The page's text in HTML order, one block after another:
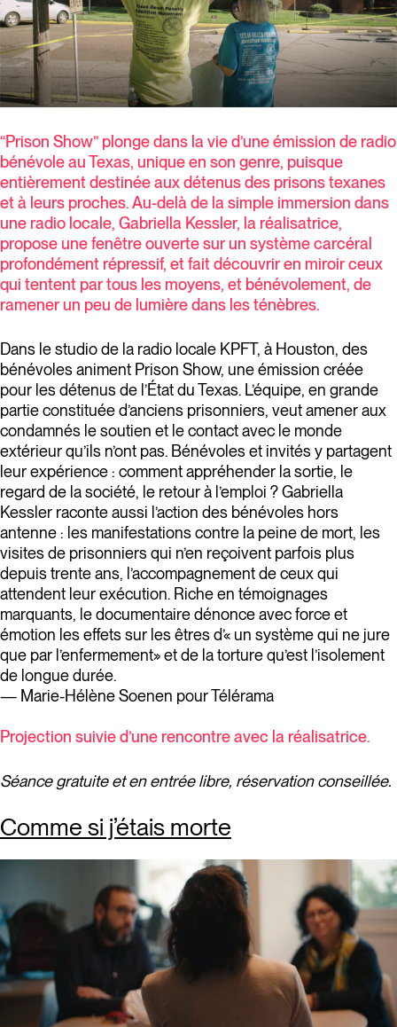
“Prison Show” plonge dans la vie d’une émission de radio
bénévole au Texas, unique en son genre, puisque
entièrement destinée aux détenus des prisons texanes
et à leurs proches. Au-delà de la simple immersion dans
une radio locale, Gabriella Kessler, la réalisatrice,
propose une fenêtre ouverte sur un système carcéral
profondément répressif, et fait découvrir en miroir ceux
qui tentent par tous les moyens, et bénévolement, de
ramener un peu de lumière dans les ténèbres.
Dans le studio de la radio locale KPFT, à Houston, des
bénévoles animent Prison Show, une émission créée
pour les détenus de l’État du Texas. L’équipe, en grande
partie constituée d’anciens prisonniers, veut amener aux
condamnés le soutien et le contact avec le monde
extérieur qu’ils n’ont pas. Bénévoles et invités y partagent
leur expérience : comment appréhender la sortie, le
regard de la société, le retour à l’emploi ? Gabriella
Kessler raconte aussi l’action des bénévoles hors
antenne : les manifestations contre la peine de mort, les
visites de prisonniers qui n’en reçoivent parfois plus
depuis trente ans, l’accompagnement de ceux qui
attendent leur exécution. Riche en témoignages
marquants, le documentaire dénonce avec force et
émotion les effets sur les êtres d’« un système qui ne jure
que par l’enfermement» et de la torture qu’est l’isolement
de longue durée.
— Marie-Hélène Soenen pour Télérama
Projection suivie d’une rencontre avec la réalisatrice.
Séance gratuite et en entrée libre, réservation conseillée.
Comme si j’étais morte